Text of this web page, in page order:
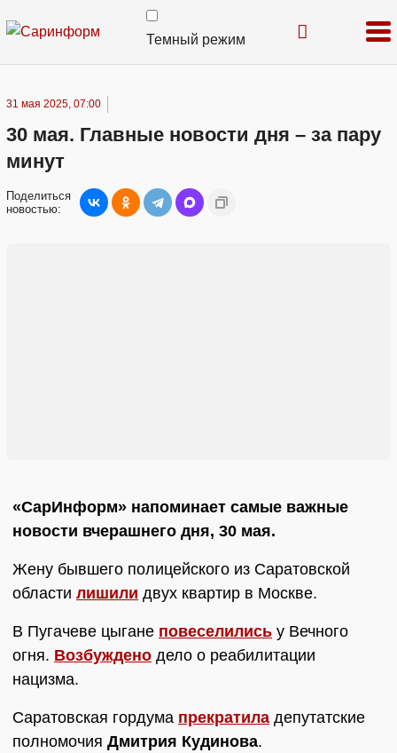
Темный режим
31 мая 2025, 07:00
30 мая. Главные новости дня – за пару
минут
Поделиться
новостью:
«СарИнформ» напоминает самые важные
новости вчерашнего дня, 30 мая.
Жену бывшего полицейского из Саратовской
области лишили двух квартир в Москве.
В Пугачеве цыгане повеселились у Вечного
огня. Возбуждено дело о реабилитации
нацизма.
Саратовская гордума прекратила депутатские
полномочия Дмитрия Кудинова.